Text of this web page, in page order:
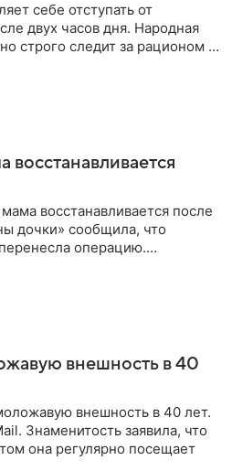
себе отступать от
двух часов дня. Народная
строго следит за рационом на
восстанавливается
восстанавливается после
дочки» сообщила, что
операцию.
внешность в 40
внешность в 40 лет.
Знаменитость заявила, что
она регулярно посещает